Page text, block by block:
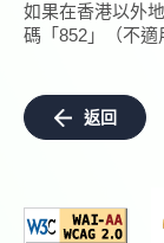
如果在香港以外
碼「852」（不適
返回